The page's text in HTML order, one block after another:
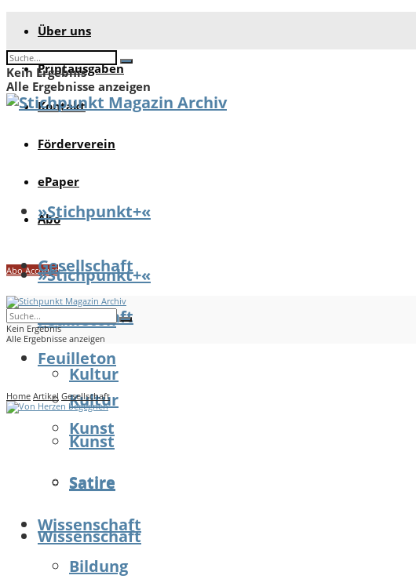
Über uns
Printausgaben
Kontakt
Förderverein
ePaper
Abo
Abo Account
Kein Ergebnis
Alle Ergebnisse anzeigen
»Stichpunkt+«
Gesellschaft
Feuilleton
Kultur
Kunst
Satire
Wissenschaft
»Stichpunkt+«
Gesellschaft
Feuilleton
Kultur
Kunst
Satire
Wissenschaft
Bildung
Kein Ergebnis
Alle Ergebnisse anzeigen
Home Artikel Gesellschaft